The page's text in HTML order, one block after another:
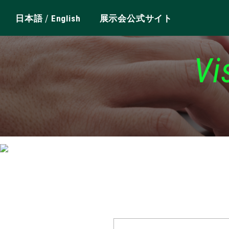
日本語/ English 展示会公式サイト